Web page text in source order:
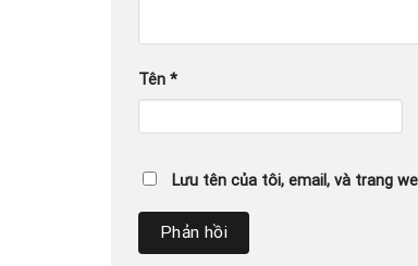
Tên *
Lưu tên của tôi, email, và trang